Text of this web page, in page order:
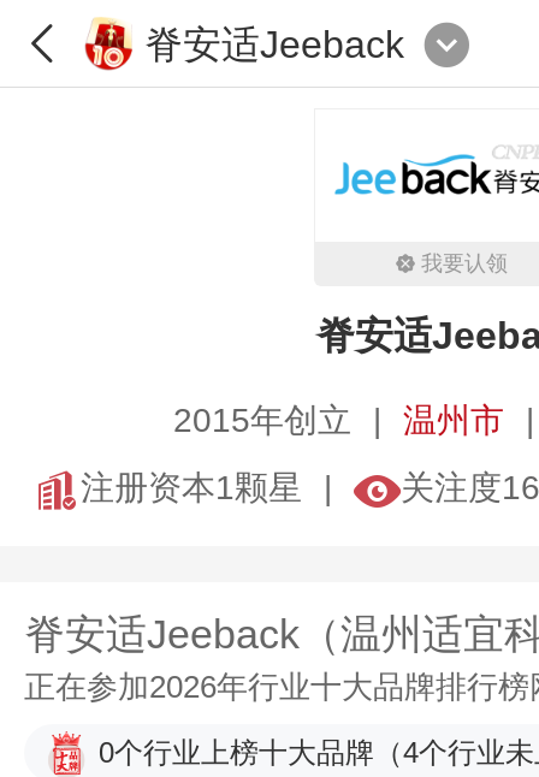
脊安适Jeeback
我要认领
脊安适
2015年创立
温州市
注册资本1颗星
关注度
脊安适Jeeback（温州适宜
正在参加2026年行业十大品牌排行
0个行业上榜十大品牌 （4个行业